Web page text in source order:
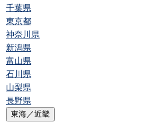
千葉県
東京都
神奈川県
新潟県
富山県
石川県
山梨県
長野県
東海／近畿